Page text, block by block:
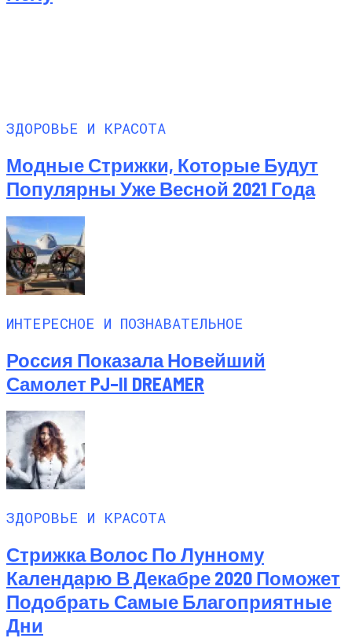
ЗДОРОВЬЕ И КРАСОТА
Модные Стрижки, Которые Будут
Популярны Уже Весной 2021 Года
ИНТЕРЕСНОЕ И ПОЗНАВАТЕЛЬНОЕ
Россия Показала Новейший
Самолет PJ–II DREAMER
ЗДОРОВЬЕ И КРАСОТА
Стрижка Волос По Лунному
Календарю В Декабре 2020 Поможет
Подобрать Самые Благоприятные
Дни